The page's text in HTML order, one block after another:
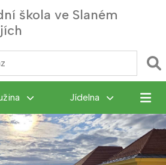
škola ve Slaném
Jídelna